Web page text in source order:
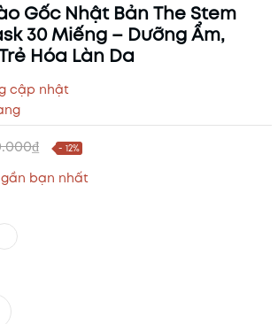
Gốc Nhật Bản The Stem
30 Miếng – Dưỡng Ẩm,
Hóa Làn Da
cập nhật
- 12%
bạn nhất